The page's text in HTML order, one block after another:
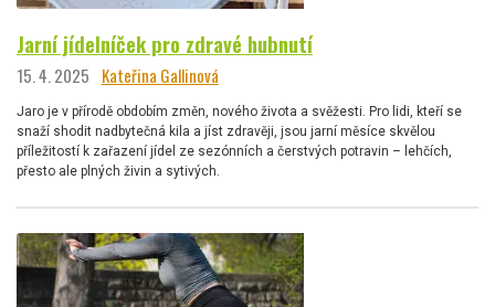
Jarní jídelníček pro zdravé hubnutí
15. 4. 2025 Kateřina Gallinová
Jaro je v přírodě obdobím změn, nového života a svěžesti. Pro lidi, kteří se
snaží shodit nadbytečná kila a jíst zdravěji, jsou jarní měsíce skvělou
příležitostí k zařazení jídel ze sezónních a čerstvých potravin – lehčích,
přesto ale plných živin a sytivých.